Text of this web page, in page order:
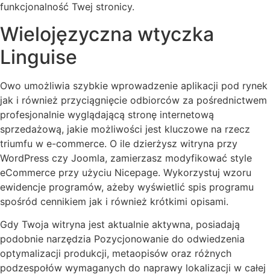
funkcjonalność Twej stronicy.
Wielojęzyczna wtyczka
Linguise
Owo umożliwia szybkie wprowadzenie aplikacji pod rynek
jak i również przyciągnięcie odbiorców za pośrednictwem
profesjonalnie wyglądającą stronę internetową
sprzedażową, jakie możliwości jest kluczowe na rzecz
triumfu w e-commerce. O ile dzierżysz witryna przy
WordPress czy Joomla, zamierzasz modyfikować style
eCommerce przy użyciu Nicepage. Wykorzystuj wzoru
ewidencje programów, ażeby wyświetlić spis programu
spośród cennikiem jak i również krótkimi opisami.
Gdy Twoja witryna jest aktualnie aktywna, posiadają
podobnie narzędzia Pozycjonowanie do odwiedzenia
optymalizacji produkcji, metaopisów oraz różnych
podzespołów wymaganych do naprawy lokalizacji w całej